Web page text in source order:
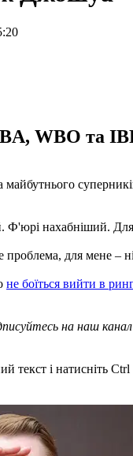
WBO та
Ф'юрі нахабніший.
для мене –
не боїться вийти в
на наш канал
текст і натисніть